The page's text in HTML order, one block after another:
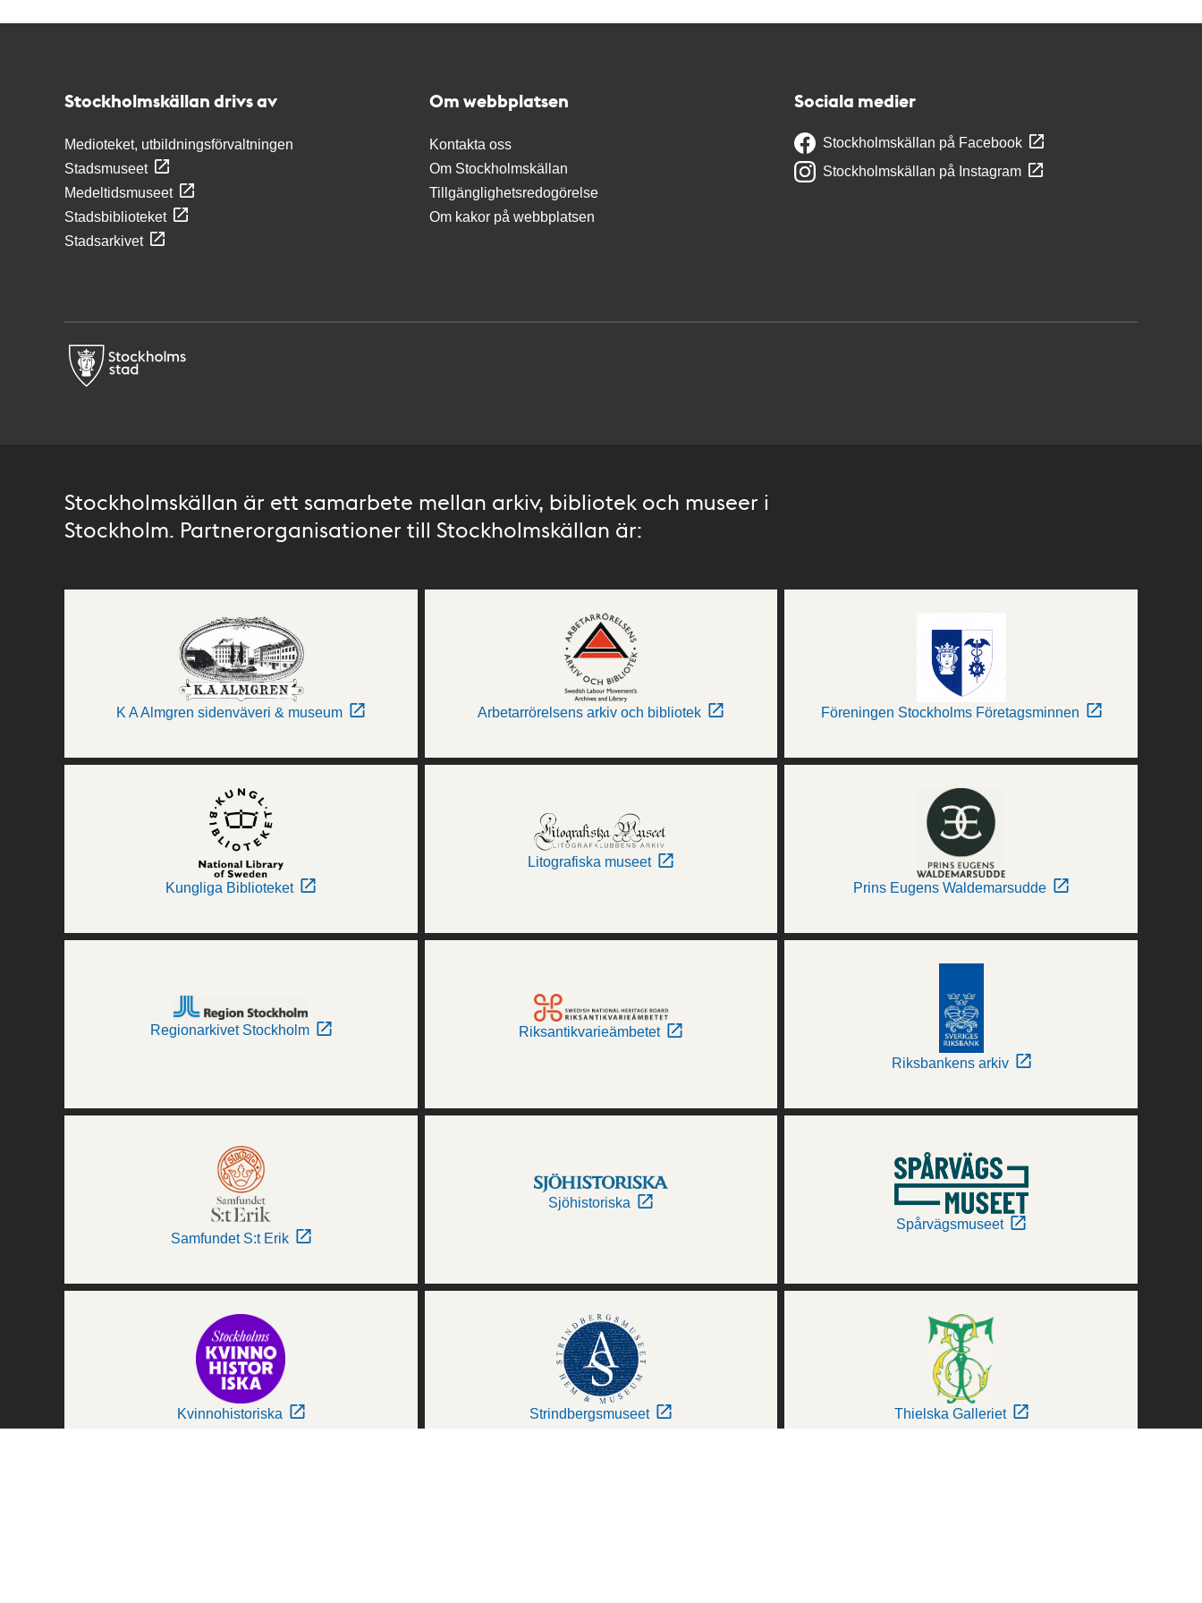
Stockholmskällan drivs av
Medioteket, utbildningsförvaltningen
Stadsmuseet
Medeltidsmuseet
Stadsbiblioteket
Stadsarkivet
Om webbplatsen
Kontakta oss
Om Stockholmskällan
Tillgänglighetsredogörelse
Om kakor på webbplatsen
Sociala medier
Stockholmskällan på Facebook
Stockholmskällan på Instagram
Stockholmskällan är ett samarbete mellan arkiv, bibliotek och museer i
Stockholm. Partnerorganisationer till Stockholmskällan är:
K A Almgren sidenväveri & museum Arbetarrörelsens arkiv och bibliotek Föreningen Stockholms Företagsminnen
Kungliga Biblioteket
Litografiska museet
Prins Eugens Waldemarsudde
Regionarkivet Stockholm Riksantikvarieämbetet
Riksbankens arkiv
Samfundet S:t Erik
Sjöhistoriska
Spårvägsmuseet
Kvinnohistoriska Strindbergsmuseet Thielska Galleriet